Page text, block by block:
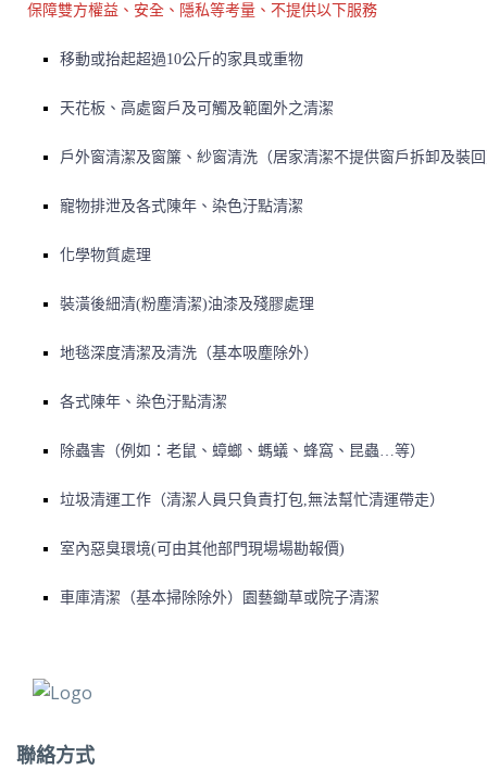
保障雙方權益、安全、隱私等考量、不提供以下服務
移動或抬起超過10公斤的家具或重物
天花板、高處窗戶及可觸及範圍外之清潔
戶外窗清潔及窗簾、紗窗清洗（居家清潔不提供窗戶拆卸及裝
寵物排泄及各式陳年、染色汙點清潔
化學物質處理
裝潢後細清(粉塵清潔)油漆及殘膠處理
地毯深度清潔及清洗（基本吸塵除外）
各式陳年、染色汙點清潔
除蟲害（例如：老鼠、蟑螂、螞蟻、蜂窩、昆蟲…等）
垃圾清運工作（清潔人員只負責打包,無法幫忙清運帶走）
室內惡臭環境(可由其他部門現場場勘報價)
車庫清潔（基本掃除除外）園藝鋤草或院子清潔
聯絡方式